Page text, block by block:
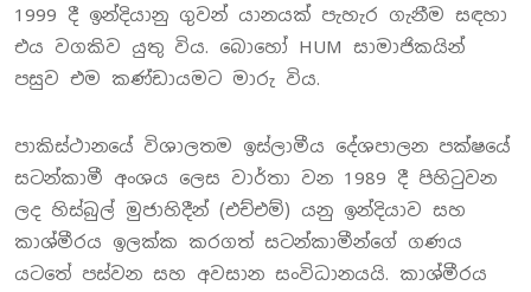
1999 දී ඉන්දියානු ගුවන් යානයක් පැහැර ගැනීම සඳහා
එය වගකිව යුතු විය. බොහෝ HUM සාමාජිකයින්
පසුව එම කණ්ඩායමට මාරු විය.
පාකිස්ථානයේ විශාලතම ඉස්ලාමීය දේශපාලන පක්ෂයේ
සටන්කාමී අංශය ලෙස වාර්තා වන 1989 දී පිහිටුවන
ලද හිස්බුල් මුජාහිදීන් (එච්එම්) යනු ඉන්දියාව සහ
කාශ්මීරය ඉලක්ක කරගත් සටන්කාමීන්ගේ ගණය
යටතේ පස්වන සහ අවසාන සංවිධානයයි. කාශ්මීරය